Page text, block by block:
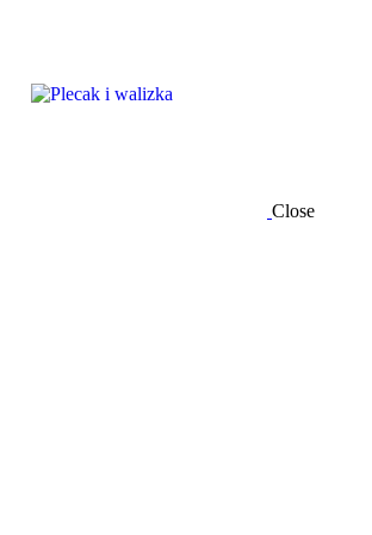
Close